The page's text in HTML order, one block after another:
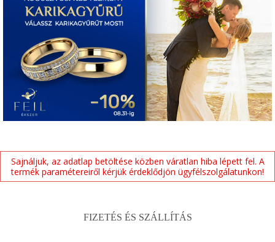
Sajnáljuk, az adatlap betöltése közben váratlan hiba lépett fel. A
termék paramétereiről kérjük érdeklődjön ügyfélszolgálatunkon!
FIZETÉS ÉS SZÁLLÍTÁS